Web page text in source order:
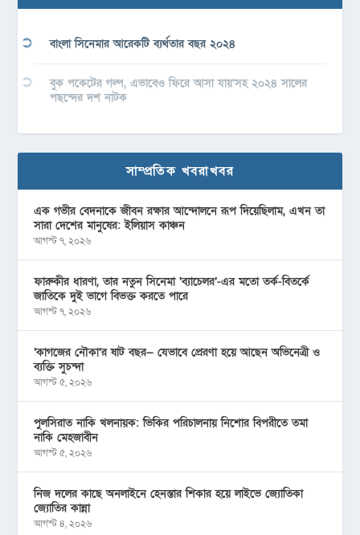
বাংলা সিনেমার আরেকটি ব্যর্থতার বছর ২০২৪
বুক পকেটের গল্প, এভাবেও ফিরে আসা যায়’সহ ২০২৪ সালের
পছন্দের দশ নাটক
সাম্প্রতিক খবরাখবর
এক গভীর বেদনাকে জীবন রক্ষার আন্দোলনে রূপ দিয়েছিলাম, এখন তা
সারা দেশের মানুষের: ইলিয়াস কাঞ্চন
আগস্ট ৭, ২০২৬
ফারুকীর ধারণা, তার নতুন সিনেমা ‘ব্যাচেলর’-এর মতো তর্ক-বিতর্কে
জাতিকে দুই ভাগে বিভক্ত করতে পারে
আগস্ট ৭, ২০২৬
‘কাগজের নৌকা’র ষাট বছর— যেভাবে প্রেরণা হয়ে আছেন অভিনেত্রী ও
ব্যক্তি সুচন্দা
আগস্ট ৫, ২০২৬
পুলসিরাত নাকি খলনায়ক: ভিকির পরিচালনায় নিশোর বিপরীতে তমা
নাকি মেহজাবীন
আগস্ট ৫, ২০২৬
নিজ দলের কাছে অনলাইনে হেনস্তার শিকার হয়ে লাইভে জ্যোতিকা
জ্যোতির কান্না
আগস্ট ৪, ২০২৬